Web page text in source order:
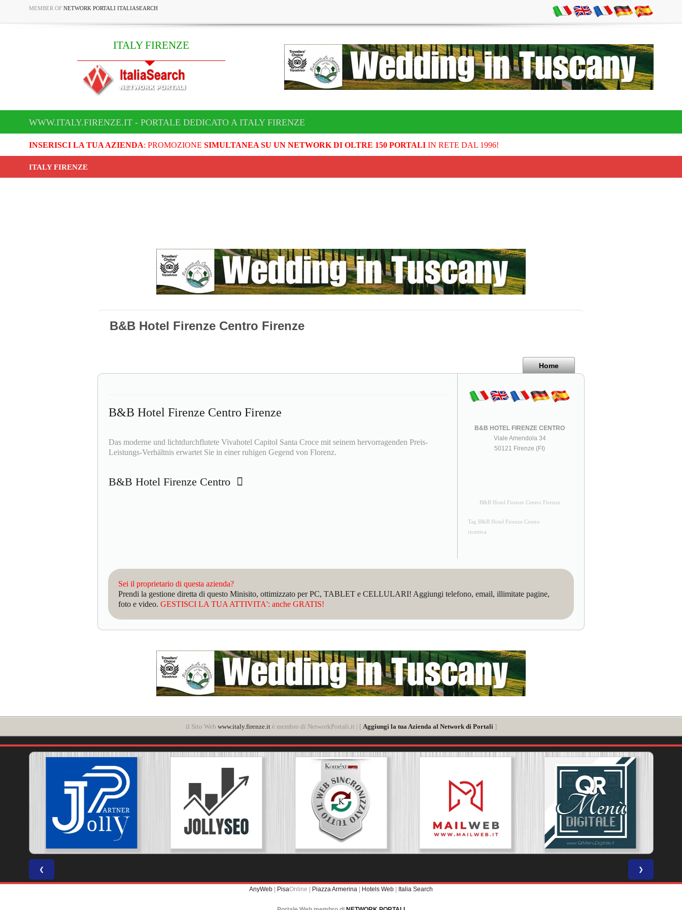
MEMBER OF NETWORK PORTALI ITALIASEARCH
ITALY FIRENZE
WWW.ITALY.FIRENZE.IT - PORTALE DEDICATO A ITALY FIRENZE
INSERISCI LA TUA AZIENDA: PROMOZIONE SIMULTANEA SU UN NETWORK DI OLTRE 150 PORTALIIN RETE DAL 1996!
ITALY FIRENZE
B&B Hotel Firenze Centro Firenze
Home
B&B Hotel Firenze Centro Firenze
Das moderne und lichtdurchflutete Vivahotel Capitol Santa Croce mit seinem hervorragenden Preis-
Leistungs-Verhältnis erwartet Sie in einer ruhigen Gegend von Florenz.
B&B Hotel Firenze Centro
B&B HOTEL FIRENZE CENTRO
Viale Amendola 34
50121 Firenze (FI)
B&B Hotel Firenze Centro Firenze
Tag B&B Hotel Firenze Centro
ricettiva
Sei il proprietario di questa azienda?
Prendi la gestione diretta di questo Minisito, ottimizzato per PC, TABLET e CELLULARI! Aggiungi telefono, email, illimitate pagine,
foto e video. GESTISCI LA TUA ATTIVITA': anche GRATIS!
il Sito Web www.italy.firenze.itè membro di NetworkPortali.it | [ Aggiungi la tua Azienda al Network di Portali ]
❮ ❯
AnyWeb | PisaOnline | Piazza Armerina | Hotels Web | Italia Search